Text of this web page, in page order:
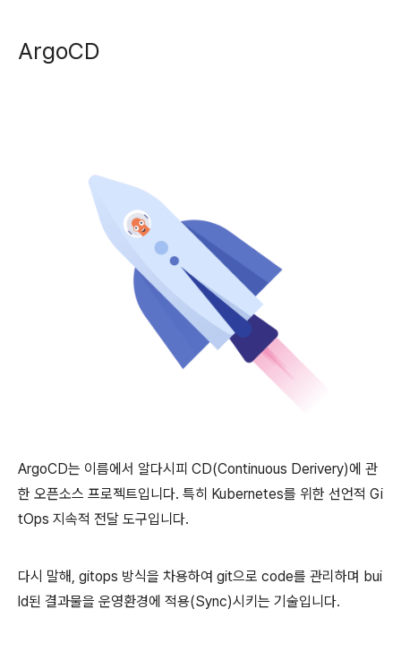
ArgoCD
ArgoCD는 이름에서 알다시피 CD(Continuous Derivery)에 관
한 오픈소스 프로젝트입니다. 특히 Kubernetes를 위한 선언적 Gi
tOps 지속적 전달 도구입니다.
다시 말해, gitops 방식을 차용하여 git으로 code를 관리하며 bui
ld된 결과물을 운영환경에 적용(Sync)시키는 기술입니다.